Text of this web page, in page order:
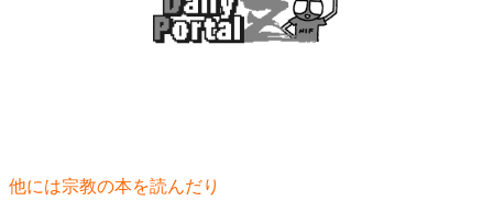
他には宗教の本を読んだり